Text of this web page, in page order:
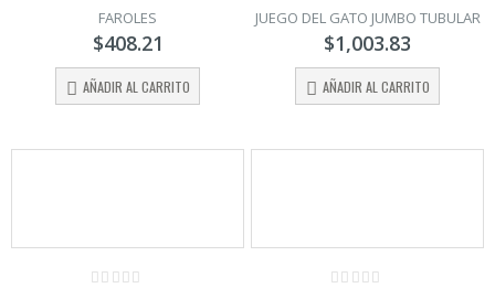
0
out
of
5
FAROLES
$408.21
AÑADIR AL CARRITO
0
out
of
5
JUEGO DEL GATO JUMBO TUBULAR
$1,003.83
AÑADIR AL CARRITO